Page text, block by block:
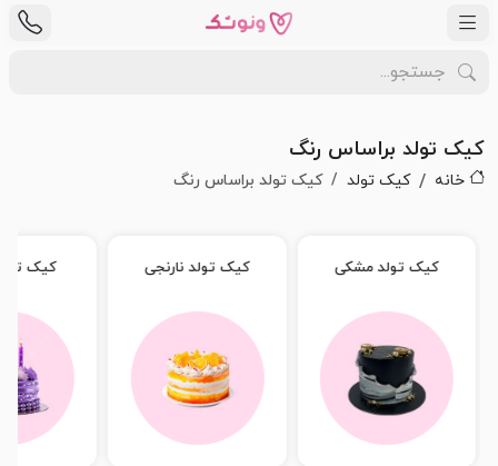
کیک تولد براساس رنگ
خانه کیک تولد کیک تولد براساس رنگ
کیک تولد نارنجی کیک تولد یاسی کیک تولد